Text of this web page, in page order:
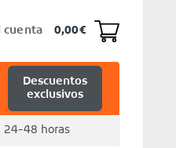
cuenta 0,00€
Descuentos
exclusivos
24-48 horas